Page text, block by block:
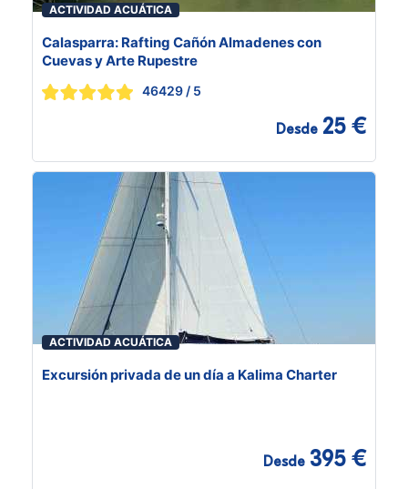
ACTIVIDAD ACUÁTICA
Calasparra: Rafting Cañón Almadenes con
Cuevas y Arte Rupestre
46429 / 5
Desde 25 €
ACTIVIDAD ACUÁTICA
Excursión privada de un día a Kalima Charter
Desde 395 €